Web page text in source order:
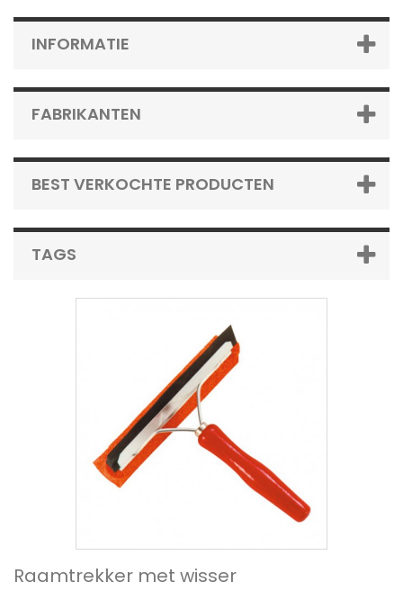
INFORMATIE
FABRIKANTEN
BEST VERKOCHTE PRODUCTEN
TAGS
Raamtrekker met wisser